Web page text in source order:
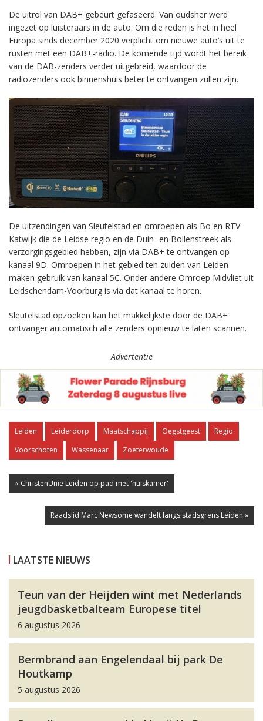
De uitrol van DAB+ gebeurt gefaseerd. Van oudsher werd
ingezet op luisteraars in de auto. Om die reden is het in heel
Europa sinds december 2020 verplicht om nieuwe auto’s uit te
rusten met een DAB+-radio. De komende tijd wordt het bereik
van de DAB-zenders verder uitgebreid, waardoor de
radiozenders ook binnenshuis beter te ontvangen zullen zijn.
De uitzendingen van Sleutelstad en omroepen als Bo en RTV
Katwijk die de Leidse regio en de Duin- en Bollenstreek als
verzorgingsgebied hebben, zijn via DAB+ te ontvangen op
kanaal 9D. Omroepen in het gebied ten zuiden van Leiden
maken gebruik van kanaal 5C. Onder andere Omroep Midvliet uit
Leidschendam-Voorburg is via dat kanaal te horen.
Sleutelstad opzoeken kan het makkelijkste door de DAB+
ontvanger automatisch alle zenders opnieuw te laten scannen.
Advertentie
Leiden Leiderdorp Maatschappij Oegstgeest
Regio
Voorschoten
Wassenaar Zoeterwoude
« ChristenUnie Leiden op pad met 'huiskamer'
Raadslid Marc Newsome wandelt langs stadsgrens Leiden »
LAATSTE NIEUWS
Teun van der Heijden wint met Nederlands
jeugdbasketbalteam Europese titel
6 augustus 2026
Bermbrand aan Engelendaal bij park De
Houtkamp
5 augustus 2026